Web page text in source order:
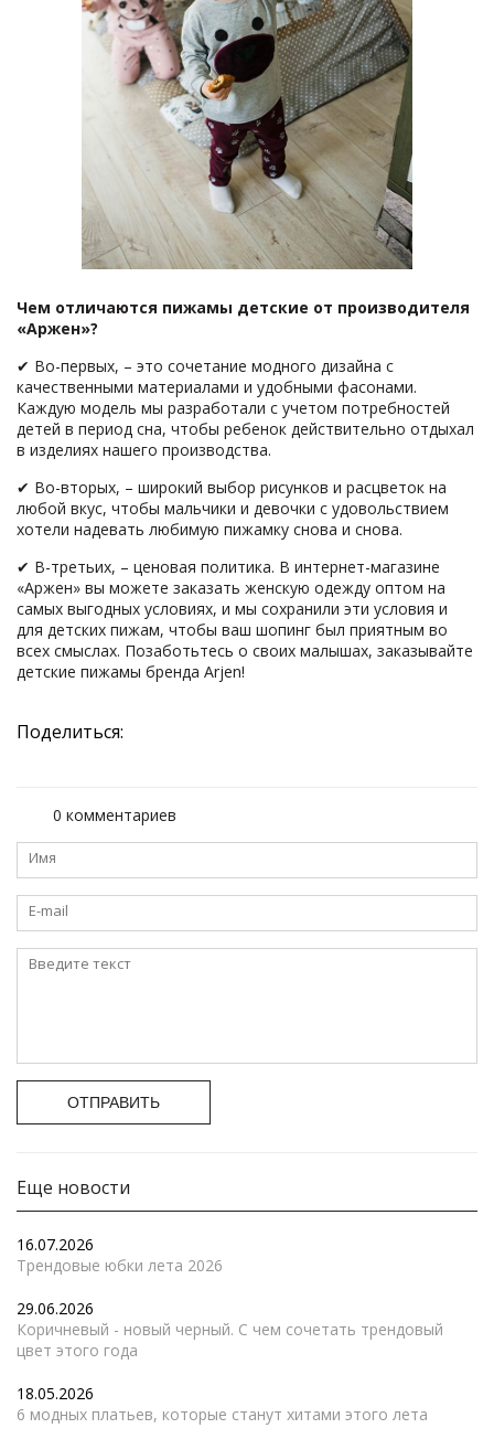
Чем отличаются пижамы детские от производителя
«Аржен»?
✔ Во-первых, – это сочетание модного дизайна с
качественными материалами и удобными фасонами.
Каждую модель мы разработали с учетом потребностей
детей в период сна, чтобы ребенок действительно отдыхал
в изделиях нашего производства.
✔ Во-вторых, – широкий выбор рисунков и расцветок на
любой вкус, чтобы мальчики и девочки с удовольствием
хотели надевать любимую пижамку снова и снова.
✔ В-третьих, – ценовая политика. В интернет-магазине
«Аржен» вы можете заказать женскую одежду оптом на
самых выгодных условиях, и мы сохранили эти условия и
для детских пижам, чтобы ваш шопинг был приятным во
всех смыслах. Позаботьтесь о своих малышах, заказывайте
детские пижамы бренда Arjen!
Поделиться:
0 комментариев
ОТПРАВИТЬ
Еще новости
16.07.2026
Трендовые юбки лета 2026
29.06.2026
Коричневый - новый черный. С чем сочетать трендовый
цвет этого года
18.05.2026
6 модных платьев, которые станут хитами этого лета